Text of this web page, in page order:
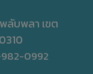
ลับพลา เขต
0992